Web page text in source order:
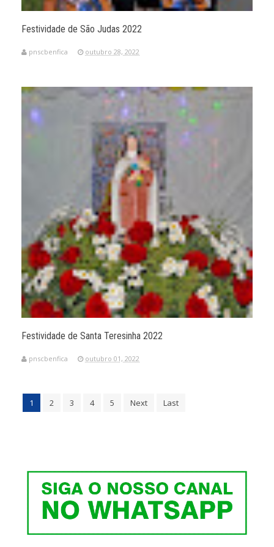
Festividade de São Judas 2022
pnscbenfica outubro 28, 2022
Festividade de Santa Teresinha 2022
pnscbenfica outubro 01, 2022
1 2 3 4 5 Next Last